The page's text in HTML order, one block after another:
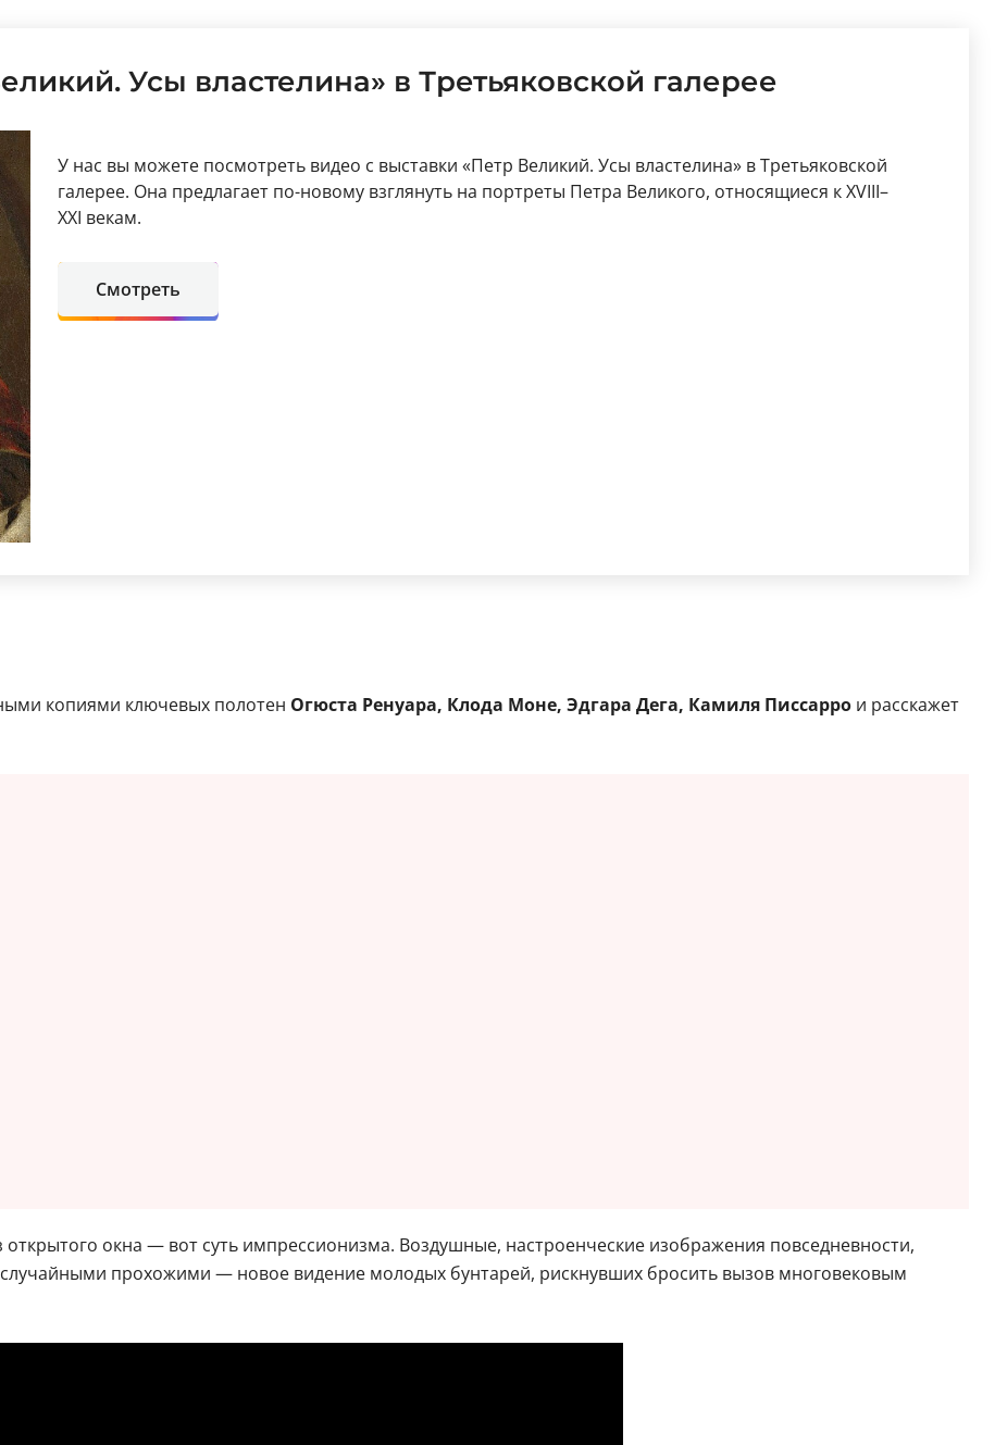
Усы властелина» в Третьяковской галерее
У нас вы можете посмотреть видео с выставки «Петр Великий. Усы властелина» в Третьяковской
галерее. Она предлагает по-новому взглянуть на портреты Петра Великого, относящиеся к XVIII–
XXI векам.
Смотреть
копиями ключевых полотен Огюста Ренуара, Клода Моне, Эдгара Дега, Камиля Писсаррои расскажет
окна — вот суть импрессионизма. Воздушные, настроенческие изображения повседневности,
прохожими — новое видение молодых бунтарей, рискнувших бросить вызов многовековым